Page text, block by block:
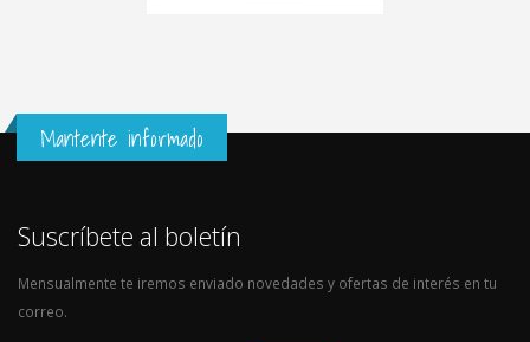
Mantente informado
Suscríbete al boletín
Mensualmente te iremos enviado novedades y ofertas de interés en tu
correo.